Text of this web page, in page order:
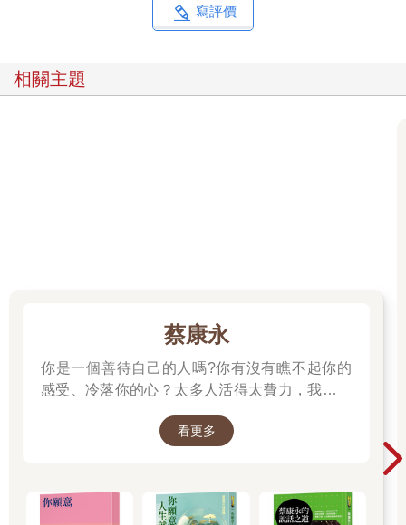
寫評價
相關主題
蔡康永
你是一個善待自己的人嗎?你有沒有瞧不起你的
感受、冷落你的心？太多人活得太費力，我想為
舒服、也更滿足的方法。所以我寫了這本書。
看更多